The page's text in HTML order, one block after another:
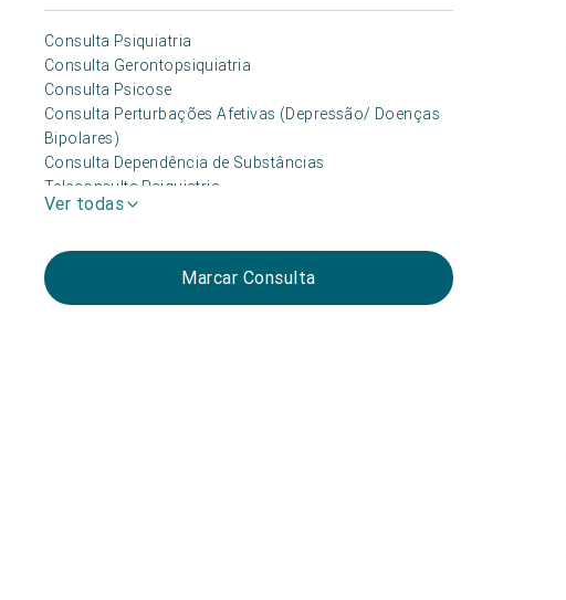
Consulta Psiquiatria
Consulta Gerontopsiquiatria
Consulta Psicose
Consulta Perturbações Afetivas (Depressão/ Doenças
Bipolares)
Consulta Dependência de Substâncias
Teleconsulta Psiquiatria
Consulta Dependência do Jogo
Atenção-PHDA
Consulta Perturbação – Stress e Burnout
Consulta Neuropsiquiatria
Ver todas
Marcar Consulta